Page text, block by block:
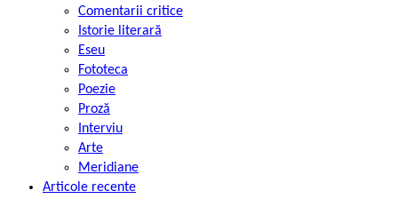
Comentarii critice
Istorie literară
Eseu
Fototeca
Poezie
Proză
Interviu
Arte
Meridiane
Articole recente